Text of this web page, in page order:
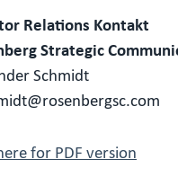
Relations Kontakt
Strategic
Schmidt
for PDF version